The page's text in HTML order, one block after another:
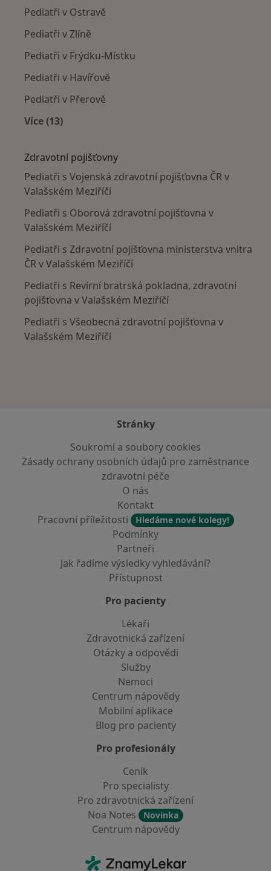
Pediatři v Ostravě
Pediatři v Zlíně
Pediatři v Frýdku-Místku
Pediatři v Havířově
Pediatři v Přerově
Více (13)
Zdravotní pojišťovny
Pediatři s Vojenská zdravotní pojišťovna ČR v
Valašském Meziříčí
Pediatři s Oborová zdravotní pojišťovna v
Valašském Meziříčí
Pediatři s Zdravotní pojišťovna ministerstva vnitra
ČR v Valašském Meziříčí
Pediatři s Revírní bratrská pokladna, zdravotní
pojišťovna v Valašském Meziříčí
Pediatři s Všeobecná zdravotní pojišťovna v
Valašském Meziříčí
Stránky
Soukromí a soubory cookies
Zásady ochrany osobních údajů pro zaměstnance
zdravotní péče
O nás
Kontakt
Pracovní příležitosti
Hledáme nové kolegy!
Podmínky
Partneři
Jak řadíme výsledky vyhledávání?
Přístupnost
Pro pacienty
Lékaři
Zdravotnická zařízení
Otázky a odpovědi
Služby
Nemoci
Centrum nápovědy
Mobilní aplikace
Blog pro pacienty
Pro profesionály
Ceník
Pro specialisty
Pro zdravotnická zařízení
Noa Notes
Novinka
Centrum nápovědy
ZnamyLekar - Hlavní stránka